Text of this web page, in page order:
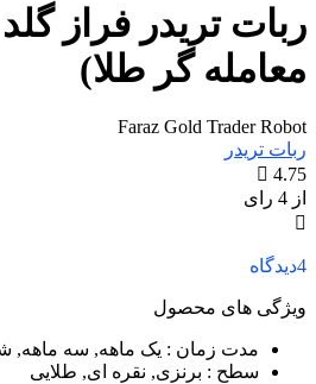
ربات تریدر فراز
معامله گر طلا)
Faraz Gold Trader Robot
ربات تریدر
4.75
از 4 رای
4دیدگاه
ویژگی های محصول
مدت زمان : یک ماهه, سه ماهه,
سطح : برنزی, نقره ای, طلایی